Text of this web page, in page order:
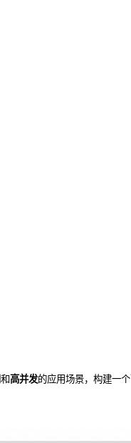
和高并发的应用场景，构建一个